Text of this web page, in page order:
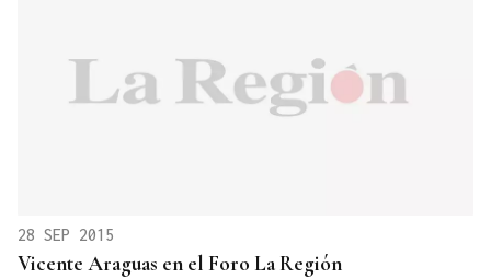
28 SEP 2015
Vicente Araguas en el Foro La Región